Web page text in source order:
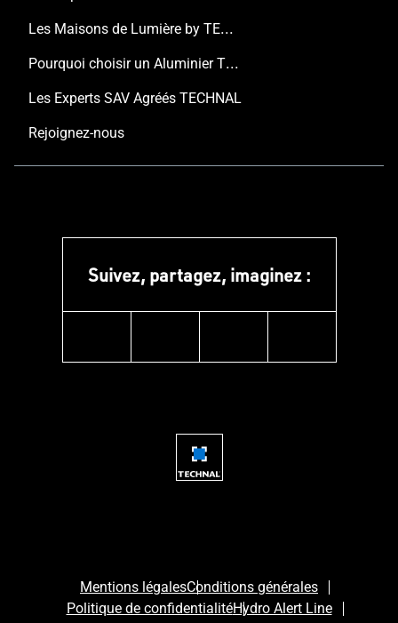
Les Maisons de Lumière by TECHNAL
Pourquoi choisir un Aluminier TECHNAL ?
Les Experts SAV Agréés TECHNAL
Rejoignez-nous
Suivez, partagez, imaginez :
Mentions légalesConditions générales
Politique de confidentialitéHydro Alert Line